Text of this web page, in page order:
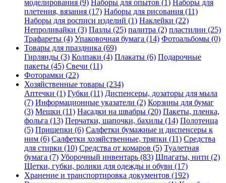
моделирования (9) Наборы для опытов (1) Наборы для
плетения, вязания (17) Наборы для рисования (11)
Наборы для росписи изделий (1) Наклейки (22)
Непроливайки (3) Пазлы (25) палитра (2) пластилин (25)
Трафареты (4) Упаковочная бумага (14) Фотоальбомы (0)
Товары для праздника (69)
Гирлянды (3) Колпаки (4) Плакаты (6) Подарочные
пакеты (45) Свечи (11)
Фоторамки (22)
Хозяйственные товары (234)
Аптечки (1) Губки (11) Диспенсеры, дозаторы для мыла
(7) Информационные указатели (2) Корзины для бумаг
(3) Мешки (11) Насадки на швабры (20) Пакеты, пленка,
фольга (13) Перчатки, шапочки, бахилы (14) Полотенца
(5) Прищепки (6) Салфетки бумажные и диспенсеры к
ним (6) Салфетки хозяйственные, тряпки (11) Средства
для стирки (10) Средства от комаров (5) Туалетная
бумага (7) Уборочный инвентарь (83) Шпагаты, нити (2)
Щетки, губки, ролики для одежды и обуви (17)
Хранение и транспортировка документов (192)